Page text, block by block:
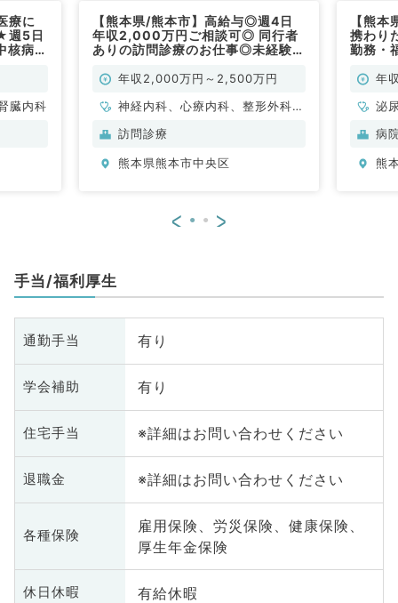
療に
週5日
核病院
臓内科
【熊本県/熊本市】高給与◎週4日
年収2,000万円ご相談可◎ 同行者
ありの訪問診療のお仕事◎未経験者
年収2,000万円～2,500万円
神経内科、心療内科、整形外科、
形成外科、美容外科、脳神経外
小児外科、泌尿器科、一般内科、
科、老年内科、外科系全般、一般
訪問診療
熊本県熊本市中央区
【熊
携わり
勤務・
年
泌
病
熊
< >
手当/福利厚生
通勤手当 有り
学会補助 有り
住宅手当 ※詳細はお問い合わせください
退職金 ※詳細はお問い合わせください
各種保険
雇用保険、労災保険、健康保険、
厚生年金保険
休日休暇 有給休暇